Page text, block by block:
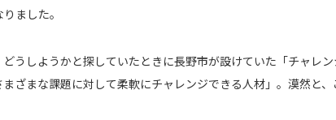
ました。
うしようかと探していたときに長野市が設けていた「チャレ
ざまな課題に対して柔軟にチャレンジできる人材」。漠然と